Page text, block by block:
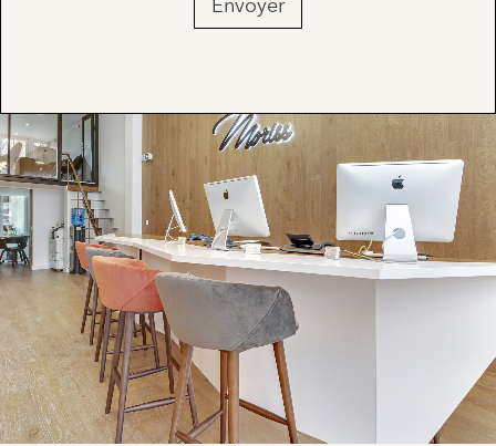
Envoyer